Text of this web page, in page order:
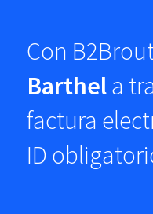
Con
Barthela
factura
ID